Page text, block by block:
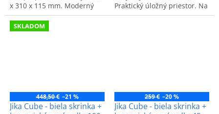
x 310 x 115 mm. Moderný
štýl a dlhá životnosť.
Praktický úložný priestor. Na
výber v bielej farbe alebo v
SKLADOM
448,50 € –21 %
Jika Cube - biela skrinka +
259 € –20 %
Jika Cube - biela skrinka +